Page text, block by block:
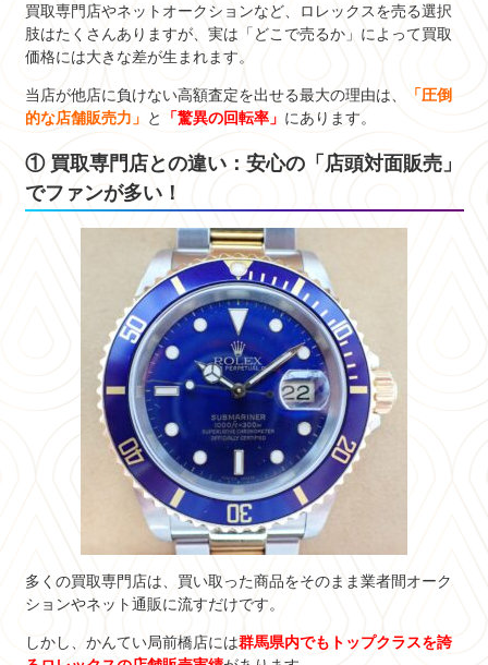
買取専門店やネットオークションなど、ロレックスを売る選択
肢はたくさんありますが、実は「どこで売るか」によって買取
価格には大きな差が生まれます。
当店が他店に負けない高額査定を出せる最大の理由は、
「圧倒
的な店舗販売力」 と 「驚異の回転率」 にあります。
① 買取専門店との違い：安心の「店頭対面販売」
でファンが多い！
多くの買取専門店は、買い取った商品をそのまま業者間オーク
ションやネット通販に流すだけです。
しかし、かんてい局前橋店には群馬県内でもトップクラスを誇